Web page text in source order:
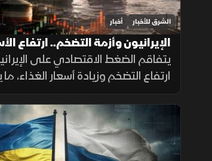
الشرق للأخبار أخبار
الإيرانيون وأزمة التضخم.. ارتفاع
كاهل الأسر
يتفاقم الضغط الاقتصادي على
ارتفاع التضخم وزيادة أسعار الغذاء،
الفجوة بين الشرائح الاجتماعية ويدفع
تقليص الإنفاق لمواجهة تراجع القدرة